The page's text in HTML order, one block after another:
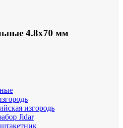
4.8х70 мм
изгородь
Jidar